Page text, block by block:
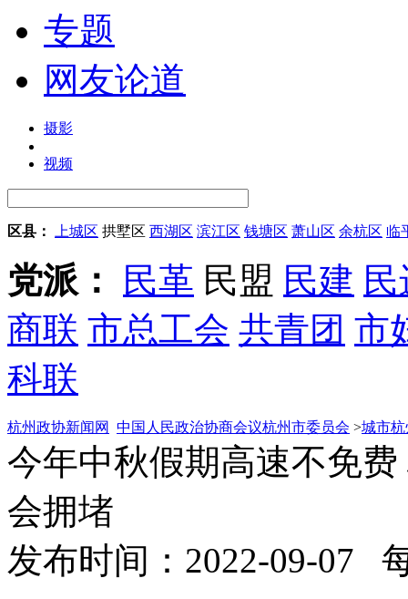
专题
网友论道
摄影
视频
区县： 上城区 拱墅区 西湖区 滨江区 钱塘区 萧山区 余杭区 临
党派： 民革 民盟 民建
商联 市总工会 共青团 市
科联
杭州政协新闻网 中国人民政治协商会议杭州市委员会 >城市杭
今年中秋假期高速不免
会拥堵
发布时间：2022-09-07